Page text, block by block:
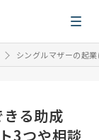
シングルマザーの起
る助成
3つや相談